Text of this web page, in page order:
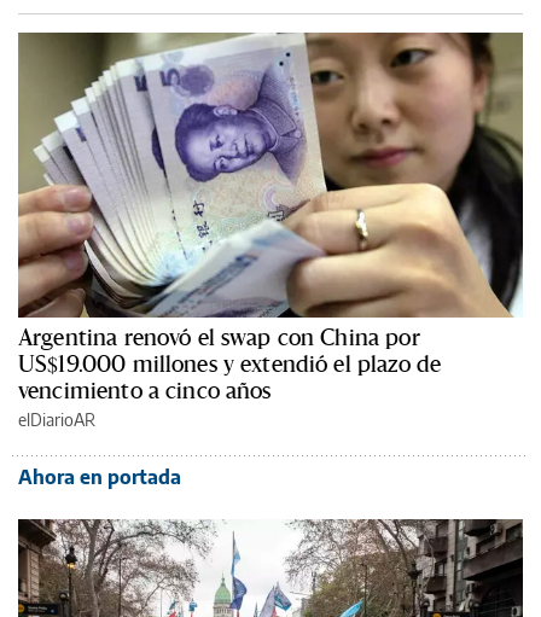
Argentina renovó el swap con China por
US$19.000 millones y extendió el plazo de
vencimiento a cinco años
elDiarioAR
Ahora en portada